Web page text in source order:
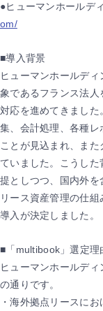
●ヒューマンホールデ
om/
■導入背景
ヒューマンホールデ
象であるフランス法
対応を進めてきまし
集、会計処理、各種レ
ことが見込まれ、ま
ていました。こうし
提としつつ、国内外を
リース資産管理の仕
導入が決定しました。
■「multibook」選定理
ヒューマンホールデ
の通りです。
・海外拠点リースに